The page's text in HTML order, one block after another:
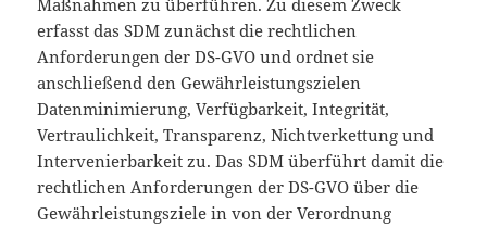
Maßnahmen zu überführen. Zu diesem Zweck
erfasst das SDM zunächst die rechtlichen
Anforderungen der DS-GVO und ordnet sie
anschließend den Gewährleistungszielen
Datenminimierung, Verfügbarkeit, Integrität,
Vertraulichkeit, Transparenz, Nichtverkettung und
Intervenierbarkeit zu. Das SDM überführt damit die
rechtlichen Anforderungen der DS-GVO über die
Gewährleistungsziele in von der Verordnung